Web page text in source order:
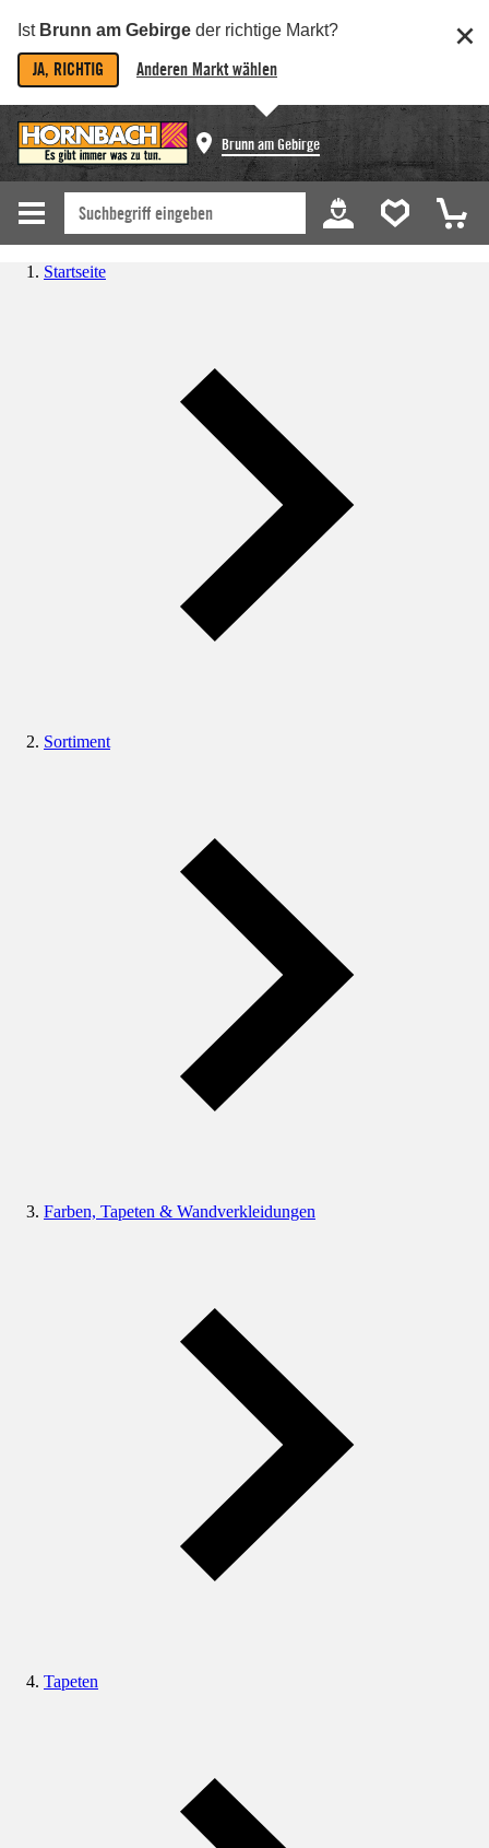
Ist Brunn am Gebirge der richtige Markt?
JA, RICHTIG Anderen Markt wählen
Brunn am Gebirge
Startseite
Sortiment
Farben, Tapeten & Wandverkleidungen
Tapeten